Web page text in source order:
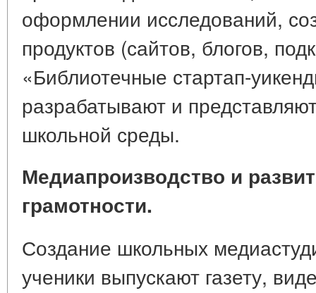
оформлении исследований,
продуктов (сайтов, блогов,
«Библиотечные стартап-
разрабатывают и
школьной среды.
Медиапроизводство и
грамотности.
Создание школьных
ученики выпускают газету,